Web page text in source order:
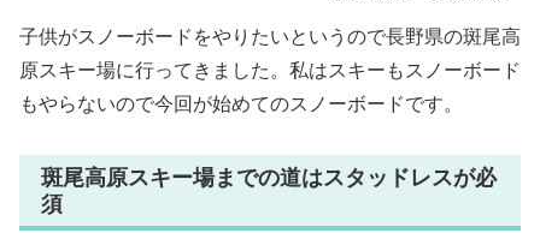
子供がスノーボードをやりたいというので長野県の斑尾高
原スキー場に行ってきました。私はスキーもスノーボード
もやらないので今回が始めてのスノーボードです。
斑尾高原スキー場までの道はスタッドレスが必
須